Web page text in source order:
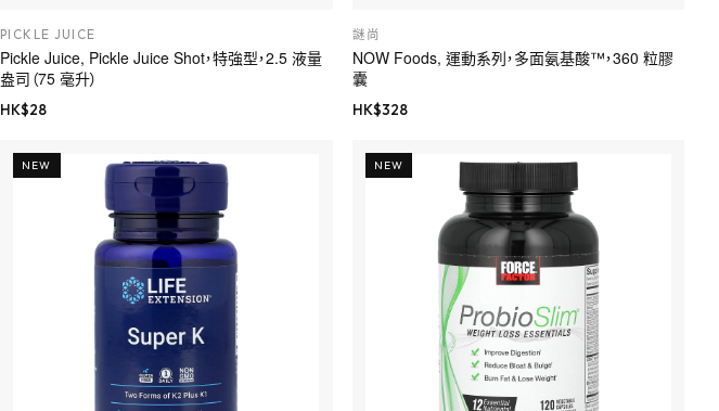
PICKLE JUICE
Pickle Juice, Pickle Juice Shot，特強型，2.5 液量
盎司（75 毫升）
HK$28
謎尚
NOW Foods, 運動系列，多面氨基酸™，360 粒膠
囊
HK$328
NEW NEW